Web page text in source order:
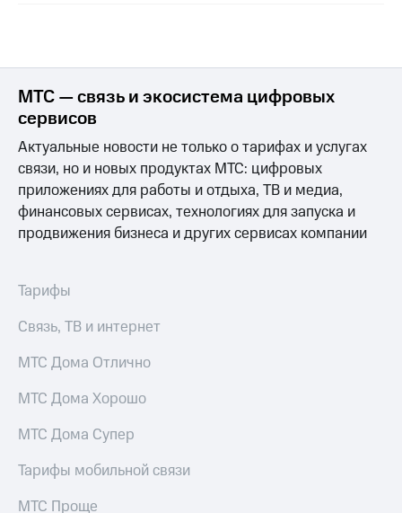
МТС — связь и экосистема цифровых
сервисов
Актуальные новости не только о тарифах и услугах
связи, но и новых продуктах МТС: цифровых
приложениях для работы и отдыха, ТВ и медиа,
финансовых сервисах, технологиях для запуска и
продвижения бизнеса и других сервисах компании
Тарифы
Связь, ТВ и интернет
МТС Дома Отлично
МТС Дома Хорошо
МТС Дома Супер
Тарифы мобильной связи
МТС Проще